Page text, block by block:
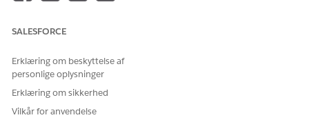
I ruden Data skal du fra målfeltets kontekstmenu
vælgeOpret papirkurv
I vinduet Opret numerisk papirkurv skal du angive
papirkurvens navn og eventuelt en beskrivelse.
Angiv en værdi for papirkurvstørrelsen.
SALESFORCE
Erklæring om beskyttelse af
personlige oplysninger
Erklæring om sikkerhed
Vilkår for anvendelse